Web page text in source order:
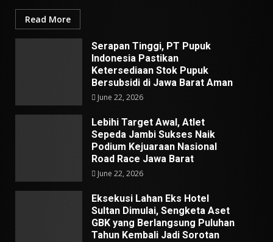
Read More
Serapan Tinggi, PT Pupuk
Indonesia Pastikan
Ketersediaan Stok Pupuk
Bersubsidi di Jawa Barat Aman
June 22, 2026
Lebihi Target Awal, Atlet
Sepeda Jambi Sukses Naik
Podium Kejuaraan Nasional
Road Race Jawa Barat
June 22, 2026
Eksekusi Lahan Eks Hotel
Sultan Dimulai, Sengketa Aset
GBK yang Berlangsung Puluhan
Tahun Kembali Jadi Sorotan